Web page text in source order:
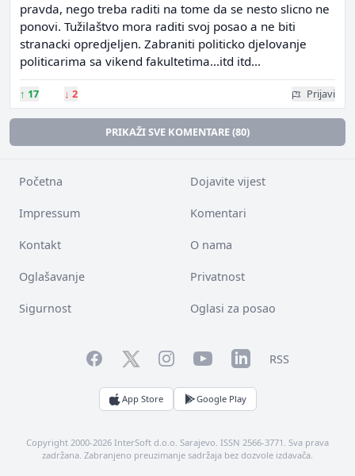
pravda, nego treba raditi na tome da se nesto slicno ne
ponovi. Tužilaštvo mora raditi svoj posao a ne biti
stranacki opredjeljen. Zabraniti politicko djelovanje
politicarima sa vikend fakultetima...itd itd...
↑ 17 ↓ 2 Prijavi
PRIKAŽI SVE KOMENTARE (80)
Početna Dojavite vijest
Impressum Komentari
Kontakt O nama
Oglašavanje Privatnost
Sigurnost Oglasi za posao
FacebookTwitterInstagramYouTubeLinkedInRSS
App Store Google Play
Copyright 2000-2026 InterSoft d.o.o. Sarajevo. ISSN 2566-3771. Sva prava
zadržana. Zabranjeno preuzimanje sadržaja bez dozvole izdavača.